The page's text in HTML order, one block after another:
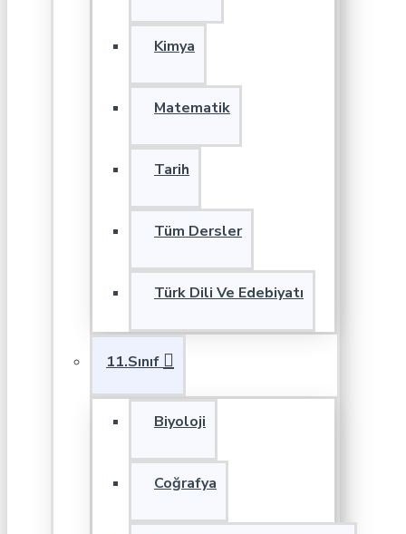
Kimya
Matematik
Tarih
Tüm Dersler
Türk Dili Ve Edebiyatı
11.Sınıf
Biyoloji
Coğrafya